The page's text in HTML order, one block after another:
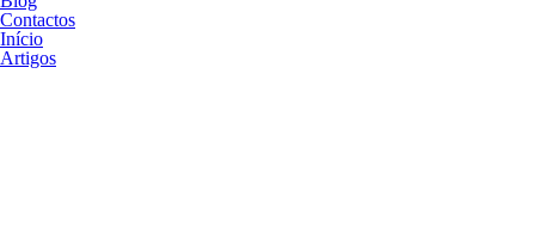
Contactos
Início
Artigos